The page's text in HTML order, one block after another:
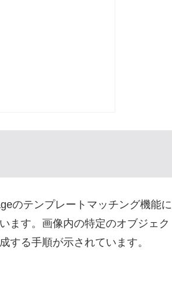
のテンプレートマッチング機能に
ます。画像内の特定のオブジェク
する手順が示されています。